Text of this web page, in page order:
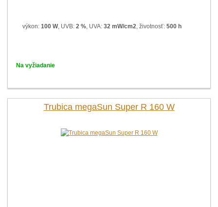
výkon: 100 W, UVB: 2 %, UVA: 32 mW/cm2, životnosť: 500 h
Na vyžiadanie
Trubica megaSun Super R 160 W